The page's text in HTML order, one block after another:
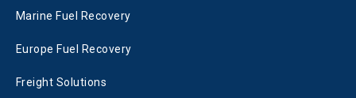
Marine Fuel Recovery
Europe Fuel Recovery
Freight Solutions